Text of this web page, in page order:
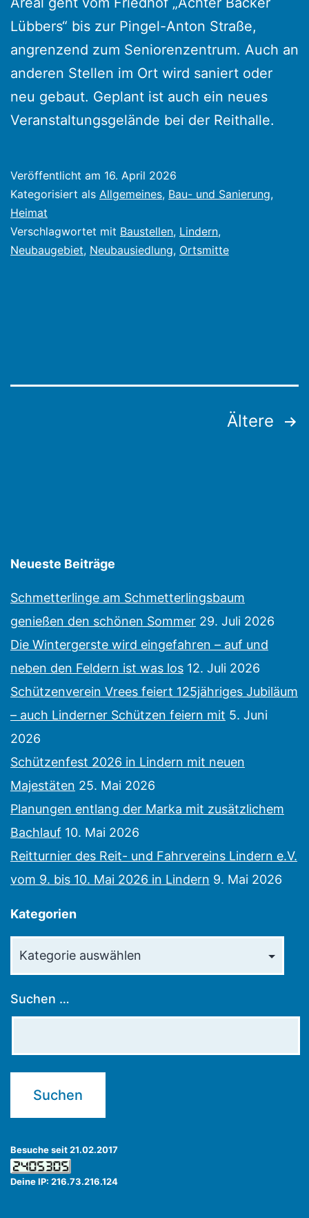
Lübbers“ bis zur Pingel-Anton Straße,
angrenzend zum Seniorenzentrum. Auch an
anderen Stellen im Ort wird saniert oder
neu gebaut. Geplant ist auch ein neues
Veranstaltungsgelände bei der Reithalle.
Veröffentlicht am 16. April 2026
Kategorisiert als Allgemeines, Bau- und Sanierung,
Heimat
Verschlagwortet mit Baustellen, Lindern,
Neubaugebiet, Neubausiedlung, Ortsmitte
Seitennummerierung
Ältere
Neueste Beiträge
Schmetterlinge am Schmetterlingsbaum
genießen den schönen Sommer 29. Juli 2026
Die Wintergerste wird eingefahren – auf und
neben den Feldern ist was los 12. Juli 2026
Schützenverein Vrees feiert 125jähriges Jubiläum
– auch Linderner Schützen feiern mit 5. Juni
2026
Schützenfest 2026 in Lindern mit neuen
Majestäten 25. Mai 2026
Planungen entlang der Marka mit zusätzlichem
Bachlauf 10. Mai 2026
Reitturnier des Reit- und Fahrvereins Lindern e.V.
vom 9. bis 10. Mai 2026 in Lindern 9. Mai 2026
Kategorien
Suchen …
Besuche seit 21.02.2017
Deine IP: 216.73.216.124